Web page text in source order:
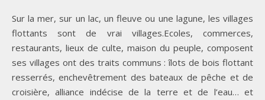
Sur la mer, sur un lac, un fleuve ou une lagune, les villages
flottants sont de vrai villages.Ecoles, commerces,
restaurants, lieux de culte, maison du peuple, composent
ses villages ont des traits communs : îlots de bois flottant
resserrés, enchevêtrement des bateaux de pêche et de
croisière, alliance indécise de la terre et de l’eau… et